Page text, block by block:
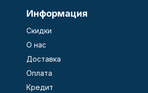
Информация
Скидки
О нас
Доставка
Оплата
Кредит